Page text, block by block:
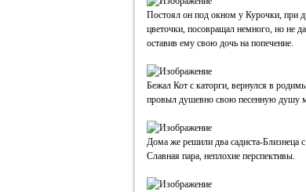
Постоял он под окном у Курочки, при
цветочки, посовращал немного, но не
оставив ему свою дочь на попечение.
Бежал Кот c каторги, вернулся в
провыл душевно свою песенную душу
Дома же решили два садиста-Близнеца
Славная пара, неплохие перспективы.